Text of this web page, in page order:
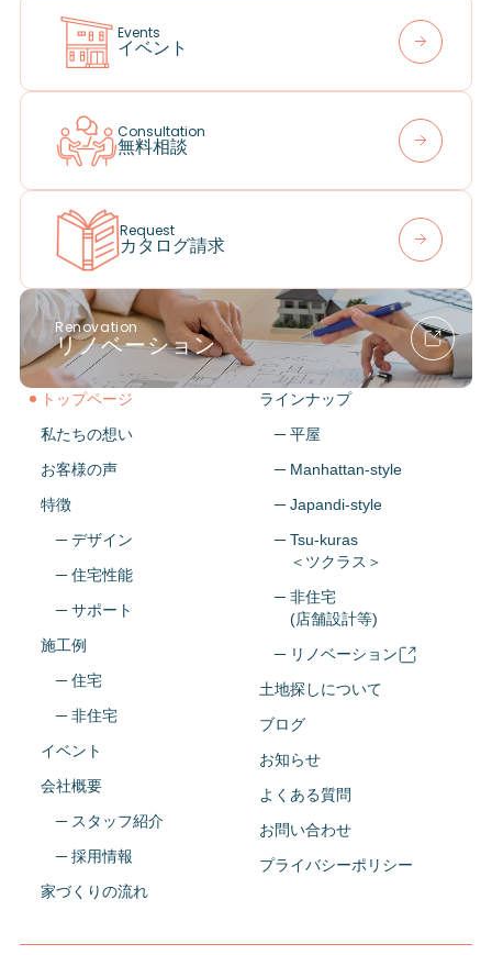
トップページ
私たちの想い
お客様の声
特徴
─ デザイン
─ 住宅性能
─ サポート
施工例
─ 住宅
─ 非住宅
イベント
会社概要
─ スタッフ紹介
─ 採用情報
家づくりの流れ
ラインナップ
─ 平屋
─ Manhattan-style
─ Japandi-style
─ Tsu-kuras
＜ツクラス＞
─ 非住宅
(店舗設計等)
─ リノベーション
土地探しについて
ブログ
お知らせ
よくある質問
お問い合わせ
プライバシーポリシー
Events
イベント
Consultation
無料相談
Request
カタログ請求
Renovation
リノベーション